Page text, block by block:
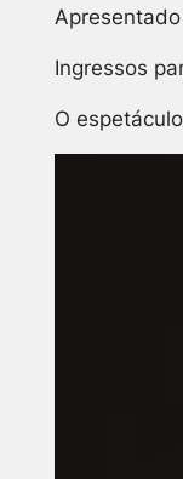
Ingressos
O